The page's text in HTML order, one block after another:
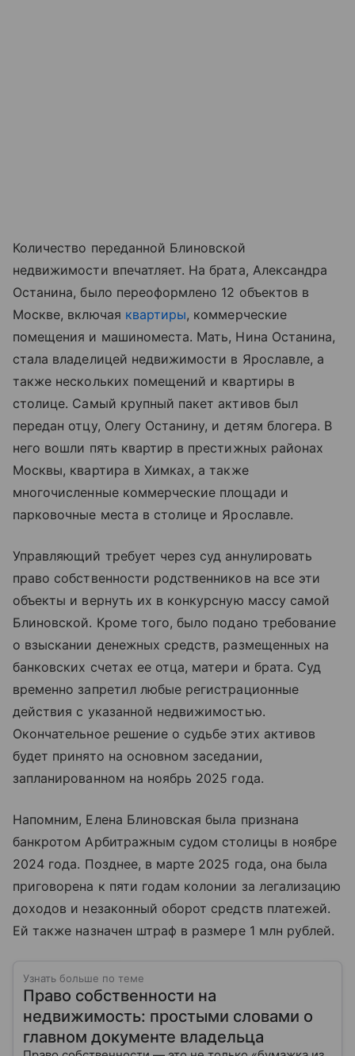
Количество переданной Блиновской
недвижимости впечатляет. На брата, Александра
Останина, было переоформлено 12 объектов в
Москве, включая квартиры, коммерческие
помещения и машиноместа. Мать, Нина Останина,
стала владелицей недвижимости в Ярославле, а
также нескольких помещений и квартиры в
столице. Самый крупный пакет активов был
передан отцу, Олегу Останину, и детям блогера. В
него вошли пять квартир в престижных районах
Москвы, квартира в Химках, а также
многочисленные коммерческие площади и
парковочные места в столице и Ярославле.
Управляющий требует через суд аннулировать
право собственности родственников на все эти
объекты и вернуть их в конкурсную массу самой
Блиновской. Кроме того, было подано требование
о взыскании денежных средств, размещенных на
банковских счетах ее отца, матери и брата. Суд
временно запретил любые регистрационные
действия с указанной недвижимостью.
Окончательное решение о судьбе этих активов
будет принято на основном заседании,
запланированном на ноябрь 2025 года.
Напомним, Елена Блиновская была признана
банкротом Арбитражным судом столицы в ноябре
2024 года. Позднее, в марте 2025 года, она была
приговорена к пяти годам колонии за легализацию
доходов и незаконный оборот средств платежей.
Ей также назначен штраф в размере 1 млн рублей.
Узнать больше по теме
Право собственности на
недвижимость: простыми словами о
главном документе владельца